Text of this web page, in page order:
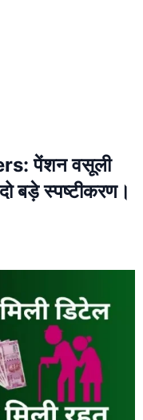
पेंशन वसूली
बड़े स्पष्टीकरण।